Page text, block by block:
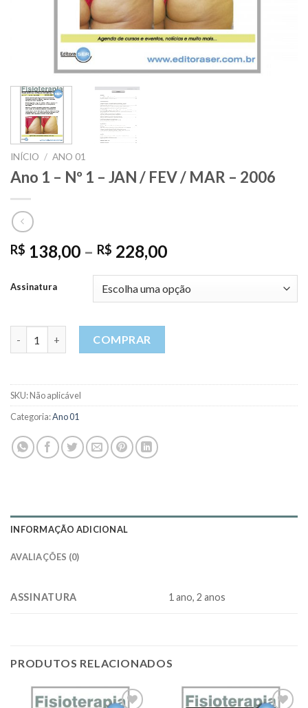
INÍCIO / ANO 01
Ano 1 – Nº 1 – JAN / FEV / MAR – 2006
R$ 138,00 – R$ 228,00
Assinatura
COMPRAR
SKU:Não aplicável
Categoria:Ano 01
INFORMAÇÃO ADICIONAL
AVALIAÇÕES (0)
ASSINATURA 1 ano, 2 anos
PRODUTOS RELACIONADOS